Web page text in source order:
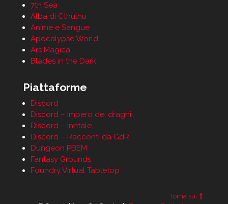
7th Sea
Alba di Cthulhu
Anime e Sangue
Apocalypse World
Ars Magica
Blades in the Dark
Piattaforme
Discord
Discord – Impero dei draghi
Discord – Inntale
Discord – Racconti da GdR
Dungeon PBEM
Fantasy Grounds
Foundry Virtual Tabletop
Torna su